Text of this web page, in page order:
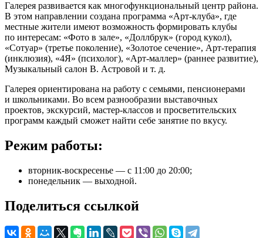
Галерея развивается как многофункциональный центр района.
В этом направлении создана программа «Арт-клуба», где
местные жители имеют возможность формировать клубы
по интересам: «Фото в зале», «Доллбрук» (город кукол),
«Сотуар» (третье поколение), «Золотое сечение», Арт-терапия
(инклюзия), «4Я» (психолог), «Арт-маллер» (раннее развитие),
Музыкальный салон В. Астровой и т. д.
Галерея ориентирована на работу с семьями, пенсионерами
и школьниками. Во всем разнообразии выставочных
проектов, экскурсий, мастер-классов и просветительских
программ каждый сможет найти себе занятие по вкусу.
Режим работы:
вторник-воскресенье — с 11:00 до 20:00;
понедельник — выходной.
Поделиться ссылкой